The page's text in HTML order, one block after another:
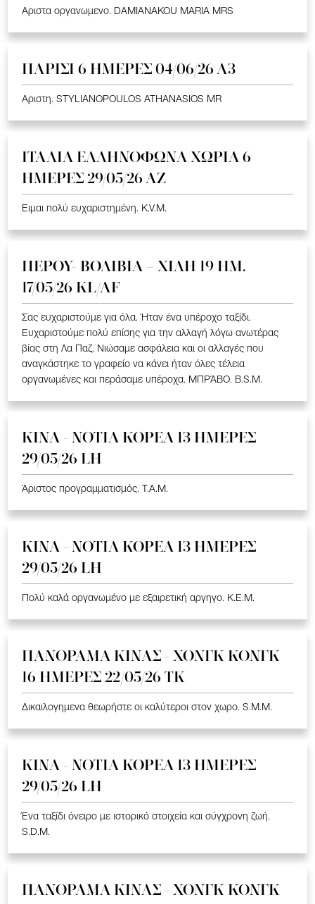
Αριστα οργανωμενο. DAMIANAKOU MARIA MRS
ΠΑΡΙΣΙ 6 ΗΜΕΡΕΣ 04/06/26 Α3
Αριστη. STYLIANOPOULOS ATHANASIOS MR
ΙΤΑΛΙΑ ΕΛΛΗΝΟΦΩΝΑ ΧΩΡΙΑ 6
ΗΜΕΡΕΣ 29/05/26 ΑΖ
Ειμαι πολύ ευχαριστημένη. K.V.M.
ΠΕΡΟΥ- ΒΟΛΙΒΙΑ – ΧΙΛΗ 19 HM.
17/05/26 KL/AF
Σας ευχαριστούμε για όλα. Ήταν ένα υπέροχο ταξίδι.
Ευχαριστούμε πολύ επίσης για την αλλαγή λόγω ανωτέρας
βίας στη Λα Παζ. Νιώσαμε ασφάλεια και οι αλλαγές που
αναγκάστηκε το γραφείο να κάνει ήταν όλες τέλεια
οργανωμένες και περάσαμε υπέροχα. ΜΠΡΆΒΟ. B.S.M.
ΚΙΝΑ - ΝΟΤΙΑ ΚΟΡΕΑ 13 ΗΜΕΡΕΣ
29/05/26 LH
Άριστος προγραμματισμός. T.A.M.
ΚΙΝΑ - ΝΟΤΙΑ ΚΟΡΕΑ 13 ΗΜΕΡΕΣ
29/05/26 LH
Πολύ καλά οργανωμένο με εξαιρετική αργηγο. K.E.M.
ΠΑΝΟΡΑΜΑ ΚΙΝΑΣ - ΧΟΝΓΚ ΚΟΝΓΚ
16 ΗΜΕΡΕΣ 22/05/26 TK
Δικαιλογημενα θεωρήστε οι καλύτεροι στον χωρο. S.M.M.
ΚΙΝΑ - ΝΟΤΙΑ ΚΟΡΕΑ 13 ΗΜΕΡΕΣ
29/05/26 LH
Ένα ταξίδι όνειρο με ιστορικό στοιχεία και σύγχρονη ζωή.
S.D.M.
ΠΑΝΟΡΑΜΑ ΚΙΝΑΣ - ΧΟΝΓΚ ΚΟΝΓΚ